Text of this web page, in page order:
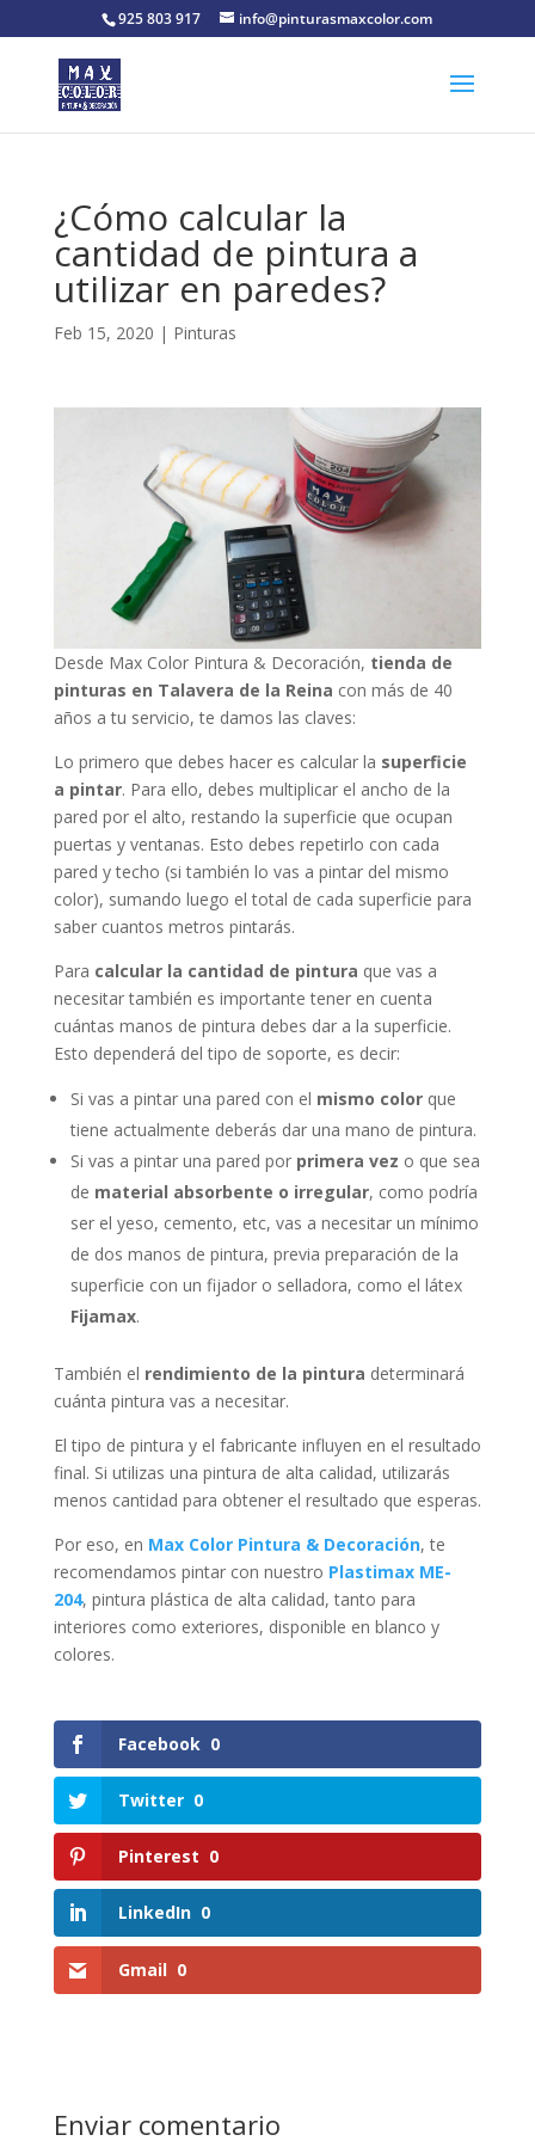
925 803 917 info@pinturasmaxcolor.com
¿Cómo calcular la
cantidad de pintura a
utilizar en paredes?
Feb 15, 2020 | Pinturas
Desde Max Color Pintura & Decoración, tienda de
pinturas en Talavera de la Reina con más de 40
años a tu servicio, te damos las claves:
Lo primero que debes hacer es calcular la superficie
a pintar. Para ello, debes multiplicar el ancho de la
pared por el alto, restando la superficie que ocupan
puertas y ventanas. Esto debes repetirlo con cada
pared y techo (si también lo vas a pintar del mismo
color), sumando luego el total de cada superficie para
saber cuantos metros pintarás.
Para calcular la cantidad de pintura que vas a
necesitar también es importante tener en cuenta
cuántas manos de pintura debes dar a la superficie.
Esto dependerá del tipo de soporte, es decir:
Si vas a pintar una pared con el mismo colorque
tiene actualmente deberás dar una mano de pintura.
Si vas a pintar una pared por primera vez o que sea
de material absorbente o irregular, como podría
ser el yeso, cemento, etc, vas a necesitar un mínimo
de dos manos de pintura, previa preparación de la
superficie con un fijador o selladora, como el látex
Fijamax.
También el rendimiento de la pintura determinará
cuánta pintura vas a necesitar.
El tipo de pintura y el fabricante influyen en el resultado
final. Si utilizas una pintura de alta calidad, utilizarás
menos cantidad para obtener el resultado que esperas.
Por eso, en Max Color Pintura & Decoración, te
recomendamos pintar con nuestro Plastimax ME-
204, pintura plástica de alta calidad, tanto para
interiores como exteriores, disponible en blanco y
colores.
Facebook 0
Twitter 0
Pinterest 0
LinkedIn 0
Gmail 0
Enviar comentario